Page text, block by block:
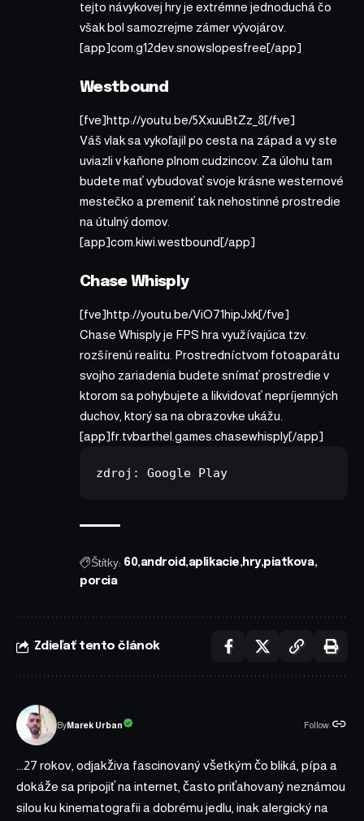
tejto návykovej hry je extrémne jednoduchá čo
však bol samozrejme zámer vývojárov.
[app]com.g12dev.snowslopesfree[/app]
Westbound
[fve]http://youtu.be/5XxuuBtZz_8[/fve]
Váš vlak sa vykoľajil po cesta na západ a vy ste
uviazli v kaňone plnom cudzincov. Za úlohu tam
budete mať vybudovať svoje krásne westernové
mestečko a premeniť tak nehostinné prostredie
na útulný domov.
[app]com.kiwi.westbound[/app]
Chase Whisply
[fve]http://youtu.be/ViO71hipJxk[/fve]
Chase Whisply je FPS hra využívajúca tzv.
rozšírenú realitu. Prostredníctvom fotoaparátu
svojho zariadenia budete snímať prostredie v
ktorom sa pohybujete a likvidovať nepríjemných
duchov, ktorý sa na obrazovke ukážu.
[app]fr.tvbarthel.games.chasewhisply[/app]
zdroj: Google Play
Štítky: 60 android aplikacie hry piatkova
porcia
Zdieľať tento článok
ByMarek Urban Follow:
...27 rokov, odjakživa fascinovaný všetkým čo bliká, pípa a
dokáže sa pripojiť na internet, často priťahovaný neznámou
silou ku kinematografii a dobrému jedlu, inak alergický na